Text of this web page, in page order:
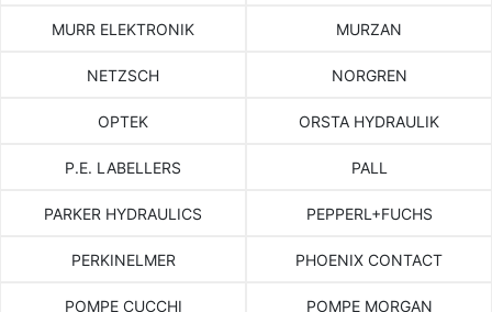
MURR ELEKTRONIK MURZAN
NETZSCH NORGREN
OPTEK ORSTA HYDRAULIK
P.E. LABELLERS PALL
PARKER HYDRAULICS PEPPERL+FUCHS
PERKINELMER PHOENIX CONTACT
POMPE CUCCHI POMPE MORGAN